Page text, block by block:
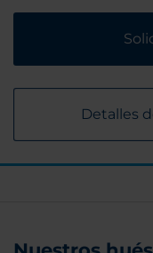
Detalles